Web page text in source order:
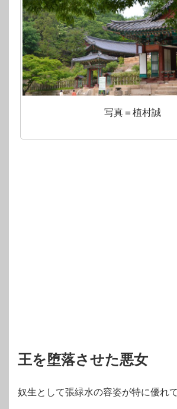
写真＝植村誠
王を堕落させた悪女
奴生として張緑水の容姿が特に優れ